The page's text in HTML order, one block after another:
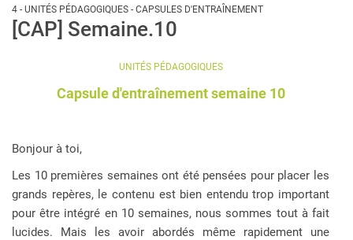
4 - UNITÉS PÉDAGOGIQUES - CAPSULES D'ENTRAÎNEMENT
[CAP] Semaine.10
UNITÉS PÉDAGOGIQUES
Capsule d'entraînement semaine 10
Bonjour à toi,
Les 10 premières semaines ont été pensées pour placer les
grands repères, le contenu est bien entendu trop important
pour être intégré en 10 semaines, nous sommes tout à fait
lucides. Mais les avoir abordés même rapidement une